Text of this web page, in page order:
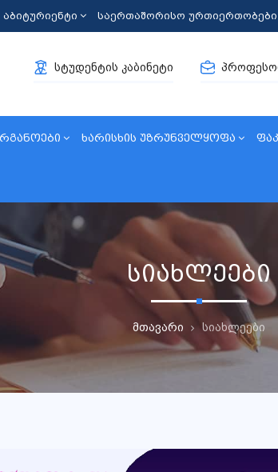
აბიტურიენტი საერთაშორისო ურთიერთობები
სტუდენტის კაბინეტი
ხარისხის უზრუნველყოფა
სიახლეები
მთავარი სიახლეები